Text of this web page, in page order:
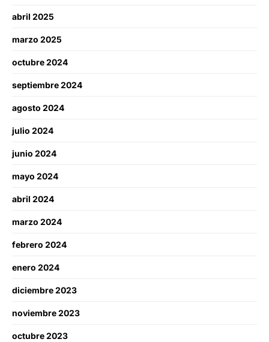
abril 2025
marzo 2025
octubre 2024
septiembre 2024
agosto 2024
julio 2024
junio 2024
mayo 2024
abril 2024
marzo 2024
febrero 2024
enero 2024
diciembre 2023
noviembre 2023
octubre 2023